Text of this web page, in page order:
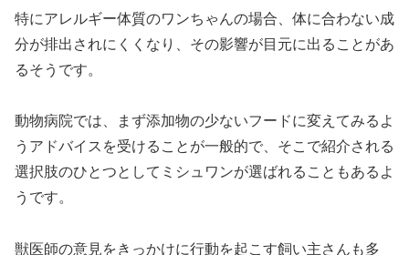
特にアレルギー体質のワンちゃんの場合、体に合わない成
分が排出されにくくなり、その影響が目元に出ることがあ
るそうです。
動物病院では、まず添加物の少ないフードに変えてみるよ
うアドバイスを受けることが一般的で、そこで紹介される
選択肢のひとつとしてミシュワンが選ばれることもあるよ
うです。
獣医師の意見をきっかけに行動を起こす飼い主さんも多